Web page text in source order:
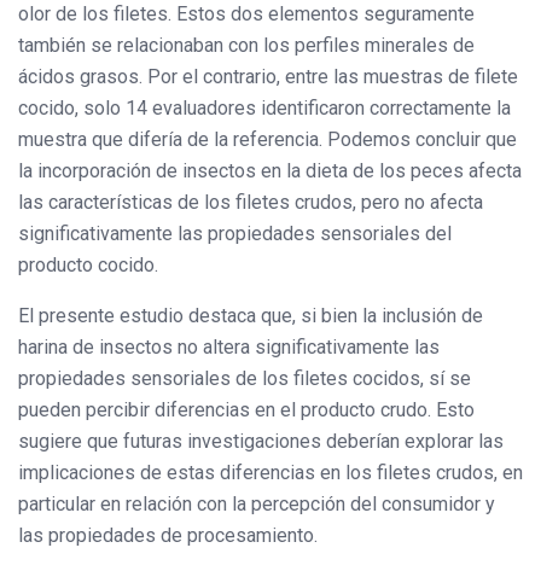
olor de los filetes. Estos dos elementos seguramente
también se relacionaban con los perfiles minerales de
ácidos grasos. Por el contrario, entre las muestras de filete
cocido, solo 14 evaluadores identificaron correctamente la
muestra que difería de la referencia. Podemos concluir que
la incorporación de insectos en la dieta de los peces afecta
las características de los filetes crudos, pero no afecta
significativamente las propiedades sensoriales del
producto cocido.
El presente estudio destaca que, si bien la inclusión de
harina de insectos no altera significativamente las
propiedades sensoriales de los filetes cocidos, sí se
pueden percibir diferencias en el producto crudo. Esto
sugiere que futuras investigaciones deberían explorar las
implicaciones de estas diferencias en los filetes crudos, en
particular en relación con la percepción del consumidor y
las propiedades de procesamiento.